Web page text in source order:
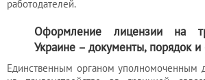
работодателей.
Оформление лицензии на
Украине – документы, порядок и
Единственным органом уполномоченным
Миграционные
услуги